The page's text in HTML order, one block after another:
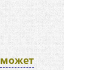
может